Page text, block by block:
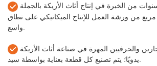
22000 متر مربع من ورشة العمل للإنتاج الميكانيكي على نطاق